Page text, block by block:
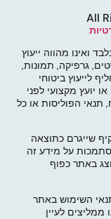
ואינו מהווה ייעוץ
גרפיקה, תמונות,
לייעוץ ביטוחי
יועץ מקצועי לפני
תנאי הפוליסות או כל
שייגרם כתוצאה
על מידע זה
באתר כפוף
השימוש באתר
לעיין